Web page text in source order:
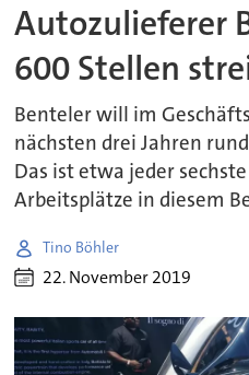
Autozulieferer
600 Stellen
Benteler will im
nächsten drei Jahren
Das ist etwa jeder
Arbeitsplätze in diesem
Tino Böhler
22. November 2019